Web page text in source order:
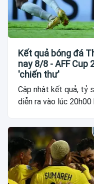
Kết quả bóng đá
nay 8/8 - AFF Cup
'chiến thư'
Cập nhật kết quả, tỷ
diễn ra vào lúc 20h00